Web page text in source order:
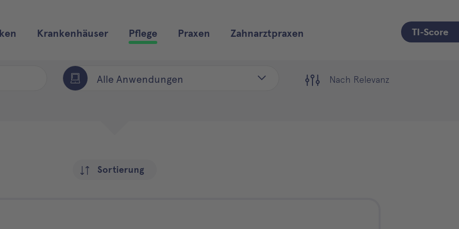
Krankenhäuser Pflege Praxen Zahnarztpraxen TI-Score
Alle Anwendungen Nach Relevanz
Sortierung